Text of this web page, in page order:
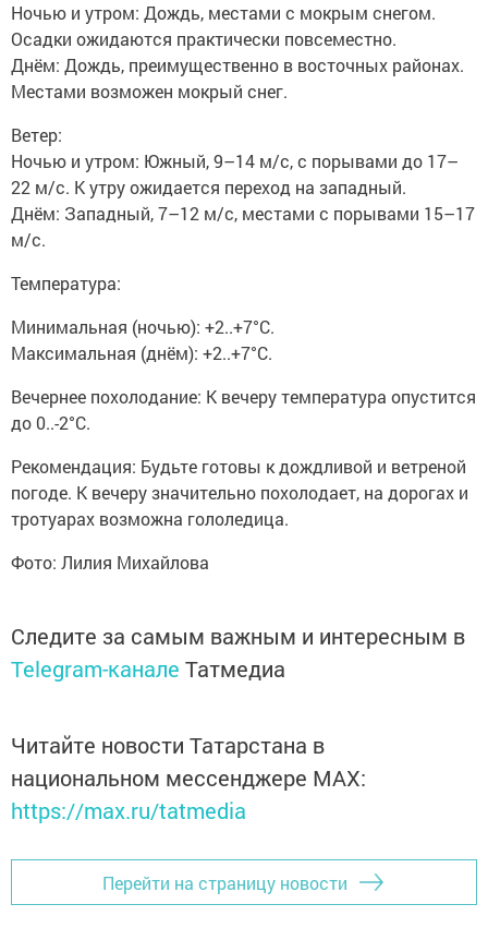
Ночью и утром: Дождь, местами с мокрым снегом.
Осадки ожидаются практически повсеместно.
Днём: Дождь, преимущественно в восточных районах.
Местами возможен мокрый снег.
Ветер:
Ночью и утром: Южный, 9–14 м/с, с порывами до 17–
22 м/с. К утру ожидается переход на западный.
Днём: Западный, 7–12 м/с, местами с порывами 15–17
м/с.
Температура:
Минимальная (ночью): +2..+7°C.
Максимальная (днём): +2..+7°C.
Вечернее похолодание: К вечеру температура опустится
до 0..-2°C.
Рекомендация: Будьте готовы к дождливой и ветреной
погоде. К вечеру значительно похолодает, на дорогах и
тротуарах возможна гололедица.
Фото: Лилия Михайлова
Следите за самым важным и интересным в
Telegram-канале Татмедиа
Читайте новости Татарстана в
национальном мессенджере MАХ:
https://max.ru/tatmedia
Перейти на страницу новости